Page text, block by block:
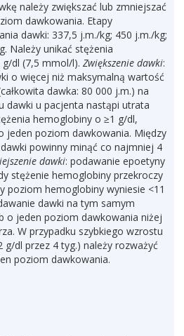
należy zwiększać lub zmniejszać
dawkowania. Etapy
dawki: 337,5 j.m./kg; 450 j.m./kg;
Należy unikać stężenia
dl (7,5 mmol/l). Zwiększenie dawki:
o więcej niż maksymalną wartość
dawka: 80 000 j.m.) na
dawki u pacjenta nastąpi utrata
hemoglobiny o ≥1 g/dl,
jeden poziom dawkowania. Między
powinny minąć co najmniej 4
dawki: podawanie epoetyny
stężenie hemoglobiny przekroczy
poziom hemoglobiny wyniesie <11
dawki na tym samym
o jeden poziom dawkowania niżej
W przypadku szybkiego wzrostu
g/dl przez 4 tyg.) należy rozważyć
poziom dawkowania.